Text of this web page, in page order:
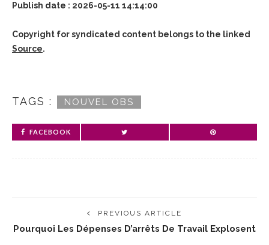
Publish date : 2026-05-11 14:14:00
Copyright for syndicated content belongs to the linked
Source.
TAGS : NOUVEL OBS
FACEBOOK
PREVIOUS ARTICLE
Pourquoi Les Dépenses D’arrêts De Travail Explosent